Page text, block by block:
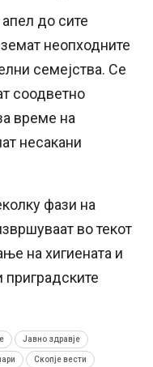
до сите
неопходните
семејства. Се
соодветно
време на
несакани
фази на
во текот
на хигиената и
приградските
Јавно здравје
Скопје вести